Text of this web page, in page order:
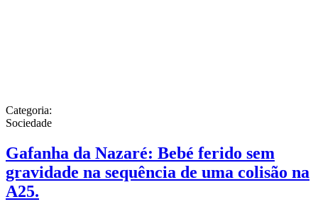
Categoria:
Sociedade
Gafanha da Nazaré: Bebé ferido sem
gravidade na sequência de uma colisão na
A25.